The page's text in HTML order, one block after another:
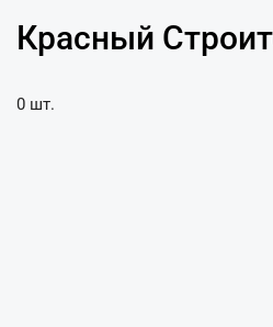
Красный
0 шт.